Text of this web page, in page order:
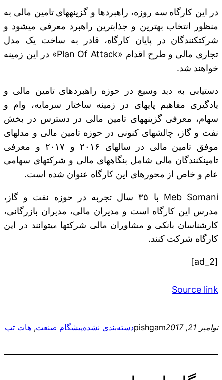
در این کارگاه سه روزه، راهبردها و گزینه‎های تامین مالی به
منظور انتخاب بهترین و جذابترین راهبرد معرفی می‏شود و
شرکت‎کنندگان در پایان کارگاه، قادر به ساخت یک مدل
تجاری مالی و طرح اقدام «Plan Of Attack» در این زمینه
خواهند شد.
دستیابی به دید وسیع در حوزه راهبردهای تامین مالی و
یادگیری مفاهیم پایه‎ای در زمینه ساختار سرمایه، وام و
سهام، معرفی گزینه‎های تامین مالی در دسترس در بخش
نفت و گاز، چالش‎های کنونی در حوزه تامین مالی و مدل‎های
موفق تامین مالی در سال‎های ۲۰۱۶ و ۲۰۱۷ و معرفی
تامین‎کنندگان مالی شامل بنگاه‎های مالی و شرکت‎های سهامی
عام و خاص از محورهای این کارگاه عنوان شده است.
Meb Somani با ۳۵ سال تجربه در حوزه نفت و گاز،
مدرس این کارگاه است و مدیران مالی، مدیران بازرگانی،
کارشناسان بانکی و مشاوران مالی شرکت‎ها می‎توانند در این
کارگاه شرکت کنند.
[ad_2]
Source link
نوامبر 21, 2017 pishgamدسته‌بندی نشدهپیشگام صنعت, هات تپ